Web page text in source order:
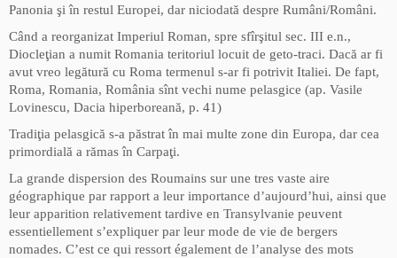
Panonia şi în restul Europei, dar niciodată despre Rumâni/Români.
Când a reorganizat Imperiul Roman, spre sfîrşitul sec. III e.n.,
Diocleţian a numit Romania teritoriul locuit de geto-traci. Dacă ar fi
avut vreo legătură cu Roma termenul s-ar fi potrivit Italiei. De fapt,
Roma, Romania, România sînt vechi nume pelasgice (ap. Vasile
Lovinescu, Dacia hiperboreană, p. 41)
Tradiţia pelasgică s-a păstrat în mai multe zone din Europa, dar cea
primordială a rămas în Carpaţi.
La grande dispersion des Roumains sur une tres vaste aire
géographique par rapport a leur importance d’aujourd’hui, ainsi que
leur apparition relativement tardive en Transylvanie peuvent
essentiellement s’expliquer par leur mode de vie de bergers
nomades. C’est ce qui ressort également de l’analyse des mots